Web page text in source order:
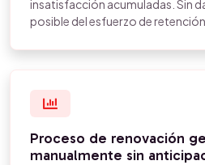
insatisfacción acumuladas. Sin
posible del esfuerzo de retención.
Proceso de renovación
manualmente sin